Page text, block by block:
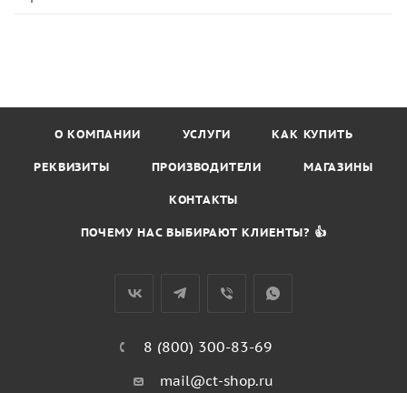
О КОМПАНИИ УСЛУГИ КАК КУПИТЬ
РЕКВИЗИТЫ ПРОИЗВОДИТЕЛИ МАГАЗИНЫ
КОНТАКТЫ
ПОЧЕМУ НАС ВЫБИРАЮТ КЛИЕНТЫ? 👍
8 (800) 300-83-69
mail@ct-shop.ru